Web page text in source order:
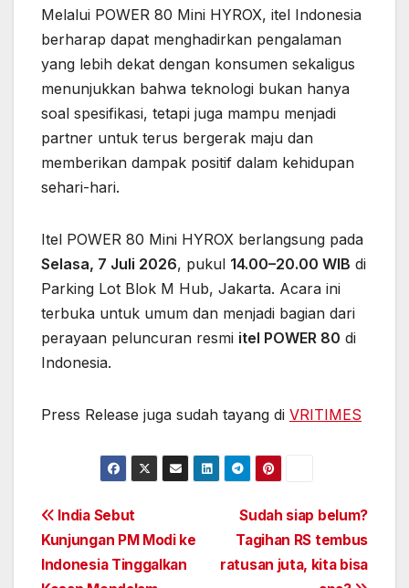
Melalui POWER 80 Mini HYROX, itel Indonesia
berharap dapat menghadirkan pengalaman
yang lebih dekat dengan konsumen sekaligus
menunjukkan bahwa teknologi bukan hanya
soal spesifikasi, tetapi juga mampu menjadi
partner untuk terus bergerak maju dan
memberikan dampak positif dalam kehidupan
sehari-hari.
Itel POWER 80 Mini HYROX berlangsung pada
Selasa, 7 Juli 2026, pukul 14.00–20.00 WIB di
Parking Lot Blok M Hub, Jakarta. Acara ini
terbuka untuk umum dan menjadi bagian dari
perayaan peluncuran resmi itel POWER 80 di
Indonesia.
Press Release juga sudah tayang di VRITIMES
Post
navigation
Sudah siap belum?
Tagihan RS tembus
ratusan juta, kita bisa
India Sebut
Kunjungan PM Modi ke
Indonesia Tinggalkan